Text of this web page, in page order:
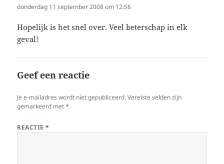
donderdag 11 september 2008 om 12:56
Hopelijk is het snel over. Veel beterschap in elk
geval!
Geef een reactie
Je e-mailadres wordt niet gepubliceerd. Vereiste velden zijn
gemarkeerd met*
REACTIE*